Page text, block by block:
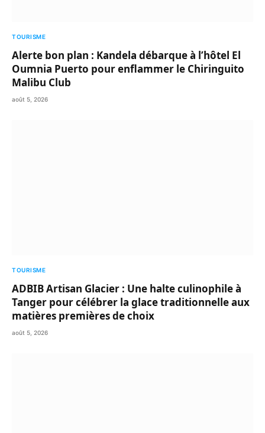
TOURISME
Alerte bon plan : Kandela débarque à l’hôtel El
Oumnia Puerto pour enflammer le Chiringuito
Malibu Club
août 5, 2026
TOURISME
ADBIB Artisan Glacier : Une halte culinophile à
Tanger pour célébrer la glace traditionnelle aux
matières premières de choix
août 5, 2026